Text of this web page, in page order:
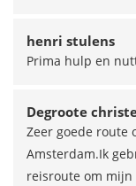
henri stulens
Prima hulp en
Degroote
Zeer goede route
Amsterdam.Ik
reisroute om